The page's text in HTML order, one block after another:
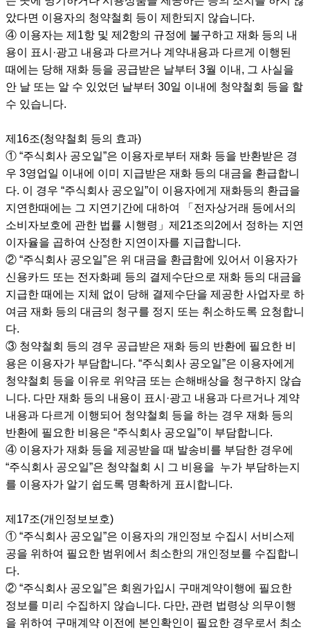
았다면 이용자의 청약철회 등이 제한되지 않습니다.
④ 이용자는 제1항 및 제2항의 규정에 불구하고 재화 등의 내
용이 표시·광고 내용과 다르거나 계약내용과 다르게 이행된
때에는 당해 재화 등을 공급받은 날부터 3월 이내, 그 사실을
안 날 또는 알 수 있었던 날부터 30일 이내에 청약철회 등을 할
수 있습니다.
제16조(청약철회 등의 효과)
① “주식회사 공오일”은 이용자로부터 재화 등을 반환받은 경
우 3영업일 이내에 이미 지급받은 재화 등의 대금을 환급합니
다. 이 경우 “주식회사 공오일”이 이용자에게 재화등의 환급을
지연한때에는 그 지연기간에 대하여 「전자상거래 등에서의
소비자보호에 관한 법률 시행령」제21조의2에서 정하는 지연
이자율을 곱하여 산정한 지연이자를 지급합니다.
② “주식회사 공오일”은 위 대금을 환급함에 있어서 이용자가
신용카드 또는 전자화폐 등의 결제수단으로 재화 등의 대금을
지급한 때에는 지체 없이 당해 결제수단을 제공한 사업자로 하
여금 재화 등의 대금의 청구를 정지 또는 취소하도록 요청합니
다.
③ 청약철회 등의 경우 공급받은 재화 등의 반환에 필요한 비
용은 이용자가 부담합니다. “주식회사 공오일”은 이용자에게
청약철회 등을 이유로 위약금 또는 손해배상을 청구하지 않습
니다. 다만 재화 등의 내용이 표시·광고 내용과 다르거나 계약
내용과 다르게 이행되어 청약철회 등을 하는 경우 재화 등의
반환에 필요한 비용은 “주식회사 공오일”이 부담합니다.
④ 이용자가 재화 등을 제공받을 때 발송비를 부담한 경우에
“주식회사 공오일”은 청약철회 시 그 비용을 누가 부담하는지
를 이용자가 알기 쉽도록 명확하게 표시합니다.
제17조(개인정보보호)
① “주식회사 공오일”은 이용자의 개인정보 수집시 서비스제
공을 위하여 필요한 범위에서 최소한의 개인정보를 수집합니
다.
② “주식회사 공오일”은 회원가입시 구매계약이행에 필요한
정보를 미리 수집하지 않습니다. 다만, 관련 법령상 의무이행
을 위하여 구매계약 이전에 본인확인이 필요한 경우로서 최소